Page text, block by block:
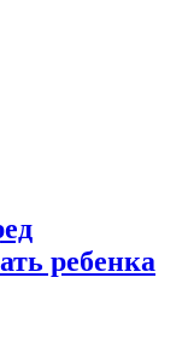
ребенка